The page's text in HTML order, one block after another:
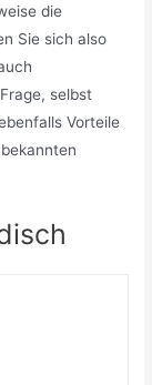
die
Sie sich also
selbst
Vorteile